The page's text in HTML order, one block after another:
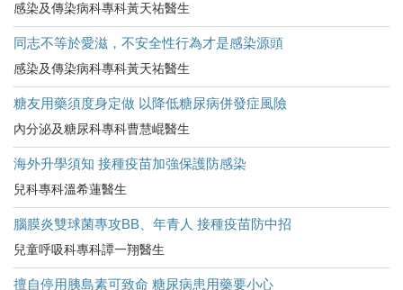
感染及傳染病科專科黃天祐醫生
同志不等於愛滋，不安全性行為才是感染源頭
感染及傳染病科專科黃天祐醫生
糖友用藥須度身定做 以降低糖尿病併發症風險
內分泌及糖尿科專科曹慧崐醫生
海外升學須知 接種疫苗加強保護防感染
兒科專科溫希蓮醫生
腦膜炎雙球菌專攻BB、年青人 接種疫苗防中招
兒童呼吸科專科譚一翔醫生
擅自停用胰島素可致命 糖尿病患用藥要小心